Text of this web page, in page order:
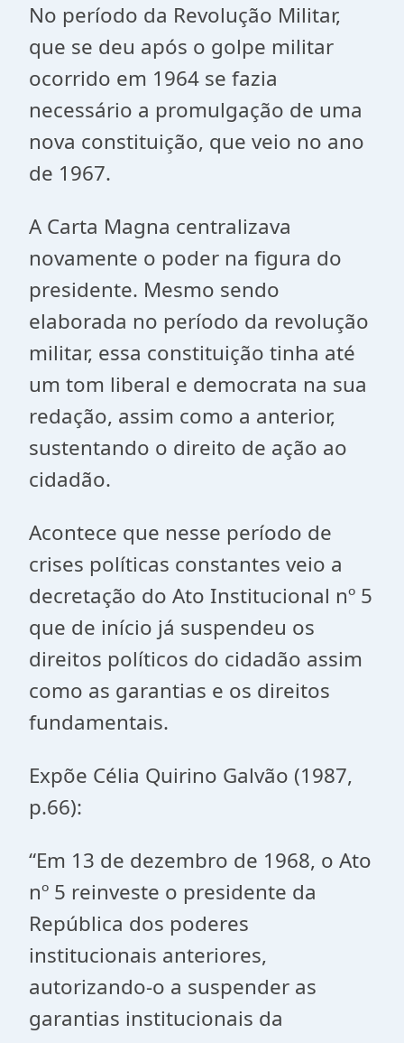
No período da Revolução Militar,
que se deu após o golpe militar
ocorrido em 1964 se fazia
necessário a promulgação de uma
nova constituição, que veio no ano
de 1967.
A Carta Magna centralizava
novamente o poder na figura do
presidente. Mesmo sendo
elaborada no período da revolução
militar, essa constituição tinha até
um tom liberal e democrata na sua
redação, assim como a anterior,
sustentando o direito de ação ao
cidadão.
Acontece que nesse período de
crises políticas constantes veio a
decretação do Ato Institucional nº 5
que de início já suspendeu os
direitos políticos do cidadão assim
como as garantias e os direitos
fundamentais.
Expõe Célia Quirino Galvão (1987,
p.66):
“Em 13 de dezembro de 1968, o Ato
nº 5 reinveste o presidente da
República dos poderes
institucionais anteriores,
autorizando-o a suspender as
garantias institucionais da